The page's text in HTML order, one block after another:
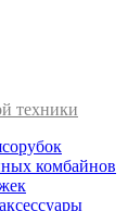
техники
комбайнов